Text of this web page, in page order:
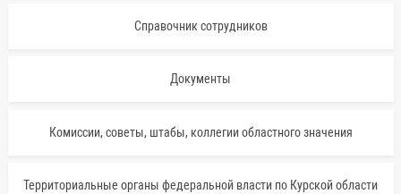
Справочник сотрудников
Документы
Комиссии, советы, штабы, коллегии областного значения
Территориальные органы федеральной власти по Курской области